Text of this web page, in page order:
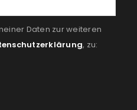
Daten zur weiteren
, zu: